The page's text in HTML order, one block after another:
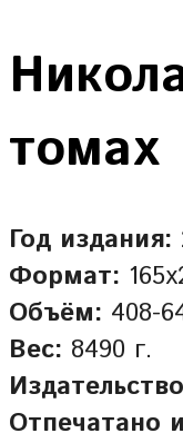
томах
Год издания:
Формат:
Объём: 408-
Вес: 8490 г.
Отпечатано